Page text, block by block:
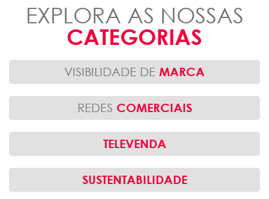
EXPLORA AS NOSSAS
CATEGORIAS
VISIBILIDADE DE MARCA
REDES COMERCIAIS
TELEVENDA
SUSTENTABILIDADE